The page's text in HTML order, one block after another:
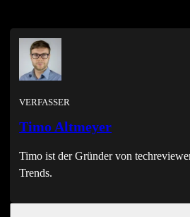
VERFASSER
Timo Altmeyer
Timo ist der Gründer von
Trends.